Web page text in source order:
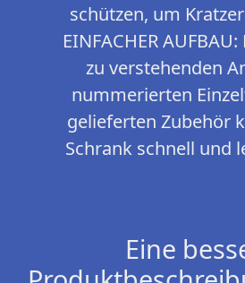
schützen, um
EINFACHER
zu verstehenden
nummerierten
gelieferten Zubehör
Schrank schnell und
Eine